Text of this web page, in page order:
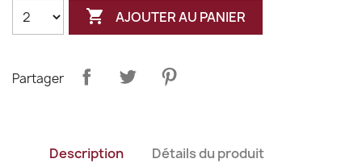
 AJOUTER AU PANIER
Partager
Description Détails du produit